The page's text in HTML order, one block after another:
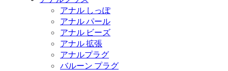
アナル しっぽ
アナル パール
アナル ビーズ
アナル 拡張
アナルプラグ
バルーン プラグ